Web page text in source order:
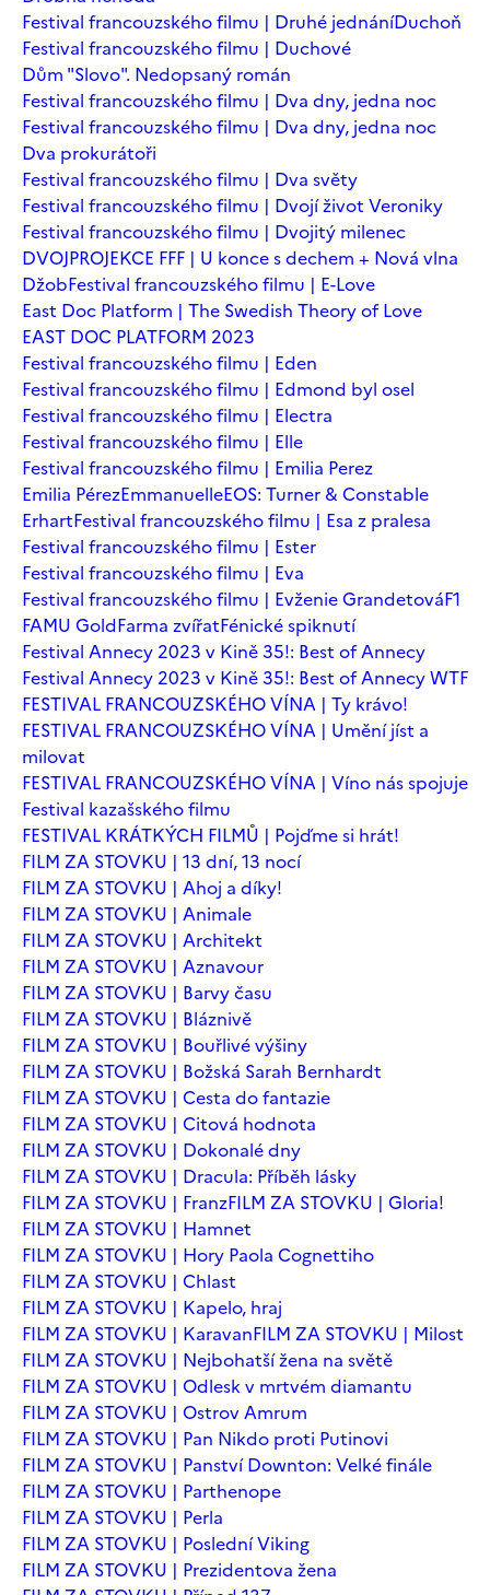
Festival francouzského filmu | Druhé jednáníDuchoň
Festival francouzského filmu | Duchové
Dům "Slovo". Nedopsaný román
Festival francouzského filmu | Dva dny, jedna noc
Festival francouzského filmu | Dva dny, jedna noc
Dva prokurátoři
Festival francouzského filmu | Dva světy
Festival francouzského filmu | Dvojí život Veroniky
Festival francouzského filmu | Dvojitý milenec
DVOJPROJEKCE FFF | U konce s dechem + Nová vlna
DžobFestival francouzského filmu | E-Love
East Doc Platform | The Swedish Theory of Love
EAST DOC PLATFORM 2023
Festival francouzského filmu | Eden
Festival francouzského filmu | Edmond byl osel
Festival francouzského filmu | Electra
Festival francouzského filmu | Elle
Festival francouzského filmu | Emilia Perez
Emilia PérezEmmanuelleEOS: Turner & Constable
ErhartFestival francouzského filmu | Esa z pralesa
Festival francouzského filmu | Ester
Festival francouzského filmu | Eva
Festival francouzského filmu | Evženie GrandetováF1
FAMU GoldFarma zvířatFénické spiknutí
Festival Annecy 2023 v Kině 35!: Best of Annecy
Festival Annecy 2023 v Kině 35!: Best of Annecy WTF
FESTIVAL FRANCOUZSKÉHO VÍNA | Ty krávo!
FESTIVAL FRANCOUZSKÉHO VÍNA | Umění jíst a
milovat
FESTIVAL FRANCOUZSKÉHO VÍNA | Víno nás spojuje
Festival kazašského filmu
FESTIVAL KRÁTKÝCH FILMŮ | Pojďme si hrát!
FILM ZA STOVKU | 13 dní, 13 nocí
FILM ZA STOVKU | Ahoj a díky!
FILM ZA STOVKU | Animale
FILM ZA STOVKU | Architekt
FILM ZA STOVKU | Aznavour
FILM ZA STOVKU | Barvy času
FILM ZA STOVKU | Bláznivě
FILM ZA STOVKU | Bouřlivé výšiny
FILM ZA STOVKU | Božská Sarah Bernhardt
FILM ZA STOVKU | Cesta do fantazie
FILM ZA STOVKU | Citová hodnota
FILM ZA STOVKU | Dokonalé dny
FILM ZA STOVKU | Dracula: Příběh lásky
FILM ZA STOVKU | FranzFILM ZA STOVKU | Gloria!
FILM ZA STOVKU | Hamnet
FILM ZA STOVKU | Hory Paola Cognettiho
FILM ZA STOVKU | Chlast
FILM ZA STOVKU | Kapelo, hraj
FILM ZA STOVKU | KaravanFILM ZA STOVKU | Milost
FILM ZA STOVKU | Nejbohatší žena na světě
FILM ZA STOVKU | Odlesk v mrtvém diamantu
FILM ZA STOVKU | Ostrov Amrum
FILM ZA STOVKU | Pan Nikdo proti Putinovi
FILM ZA STOVKU | Panství Downton: Velké finále
FILM ZA STOVKU | Parthenope
FILM ZA STOVKU | Perla
FILM ZA STOVKU | Poslední Viking
FILM ZA STOVKU | Prezidentova žena